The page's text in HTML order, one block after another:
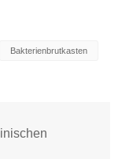
Bakterienbrutkasten